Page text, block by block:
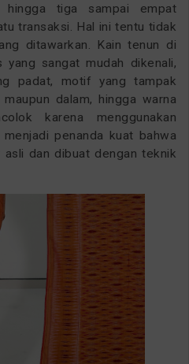
hingga tiga sampai empat
transaksi. Hal ini tentu tidak
ditawarkan. Kain tenun di
yang sangat mudah dikenali,
padat, motif yang tampak
dalam, hingga warna
karena menggunakan
penanda kuat bahwa
dan dibuat dengan teknik